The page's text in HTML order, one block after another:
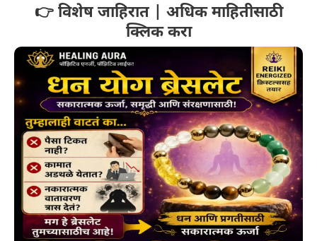
👉 विशेष जाहिरात | अधिक माहितीसाठी
क्लिक करा